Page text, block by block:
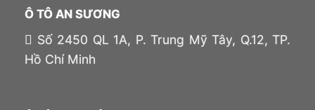
Ô TÔ AN SƯƠNG
Số 2450 QL 1A, P. Trung Mỹ Tây, Q.12, TP.
Hồ Chí Minh